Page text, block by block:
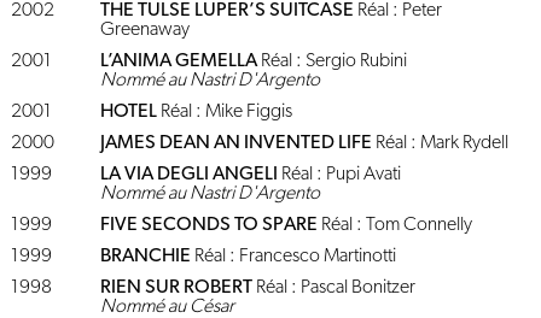
2002
THE TULSE LUPER’S SUITCASE Réal : Peter
Greenaway
2001
L’ANIMA GEMELLARéal : Sergio Rubini
Nommé au Nastri D'Argento
2001
HOTELRéal : Mike Figgis
2000
JAMES DEAN AN INVENTED LIFE Réal : Mark Rydell
1999
LA VIA DEGLI ANGELI Réal : Pupi Avati
Nommé au Nastri D'Argento
1999
FIVE SECONDS TO SPARE Réal : Tom Connelly
1999
BRANCHIE Réal : Francesco Martinotti
1998
RIEN SUR ROBERTRéal : Pascal Bonitzer
Nommé au César